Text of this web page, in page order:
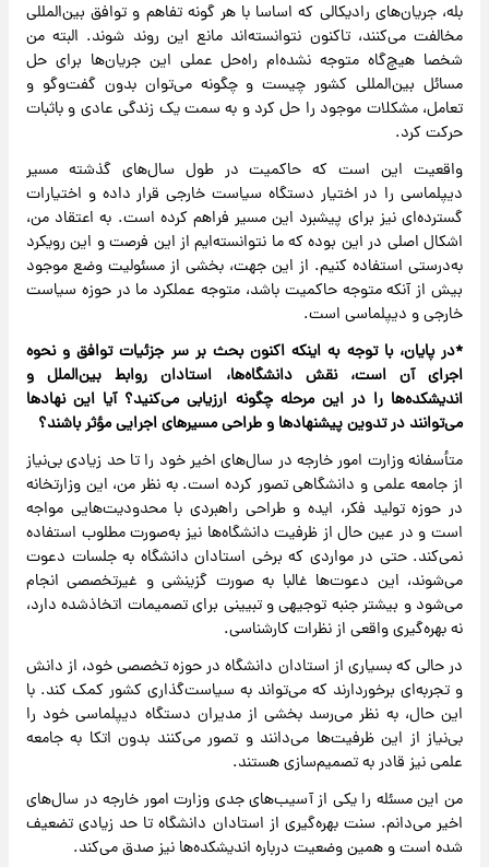
بله، جریان‌های رادیکالی که اساسا با هر گونه تفاهم و توافق بین‌المللی
مخالفت می‌کنند، تاکنون نتوانسته‌اند مانع این روند شوند. البته من
شخصا هیچ‌گاه متوجه نشده‌ام راه‌حل عملی این جریان‌ها برای حل
مسائل بین‌المللی کشور چیست و چگونه می‌توان بدون گفت‌وگو و
تعامل، مشکلات موجود را حل کرد و به سمت یک زندگی عادی و باثبات
حرکت کرد.
واقعیت این است که حاکمیت در طول سال‌های گذشته مسیر
دیپلماسی را در اختیار دستگاه سیاست خارجی قرار داده و اختیارات
گسترده‌ای نیز برای پیشبرد این مسیر فراهم کرده است. به اعتقاد من،
اشکال اصلی در این بوده که ما نتوانسته‌ایم از این فرصت و این رویکرد
به‌درستی استفاده کنیم. از این جهت، بخشی از مسئولیت وضع موجود
بیش از آنکه متوجه حاکمیت باشد، متوجه عملکرد ما در حوزه سیاست
خارجی و دیپلماسی است.
*در پایان، با توجه به اینکه اکنون بحث بر سر جزئیات توافق و نحوه
اجرای آن است، نقش دانشگاه‌ها، استادان روابط بین‌الملل و
اندیشکده‌ها را در این مرحله چگونه ارزیابی می‌کنید؟ آیا این نهادها
می‌توانند در تدوین پیشنهادها و طراحی مسیرهای اجرایی مؤثر باشند؟
متأسفانه وزارت امور خارجه در سال‌های اخیر خود را تا حد زیادی بی‌نیاز
از جامعه علمی و دانشگاهی تصور کرده است. به نظر من، این وزارتخانه
در حوزه تولید فکر، ایده و طراحی راهبردی با محدودیت‌هایی مواجه
است و در عین حال از ظرفیت دانشگاه‌ها نیز به‌صورت مطلوب استفاده
نمی‌کند. حتی در مواردی که برخی استادان دانشگاه به جلسات دعوت
می‌شوند، این دعوت‌ها غالبا به صورت گزینشی و غیرتخصصی انجام
می‌شود و بیشتر جنبه توجیهی و تبیینی برای تصمیمات اتخاذشده دارد،
نه بهره‌گیری واقعی از نظرات کارشناسی.
در حالی که بسیاری از استادان دانشگاه در حوزه تخصصی خود، از دانش
و تجربه‌ای برخوردارند که می‌تواند به سیاست‌گذاری کشور کمک کند. با
این حال، به نظر می‌رسد بخشی از مدیران دستگاه دیپلماسی خود را
بی‌نیاز از این ظرفیت‌ها می‌دانند و تصور می‌کنند بدون اتکا به جامعه
علمی نیز قادر به تصمیم‌سازی هستند.
من این مسئله را یکی از آسیب‌های جدی وزارت امور خارجه در سال‌های
اخیر می‌دانم. سنت بهره‌گیری از استادان دانشگاه تا حد زیادی تضعیف
شده است و همین وضعیت درباره اندیشکده‌ها نیز صدق می‌کند.